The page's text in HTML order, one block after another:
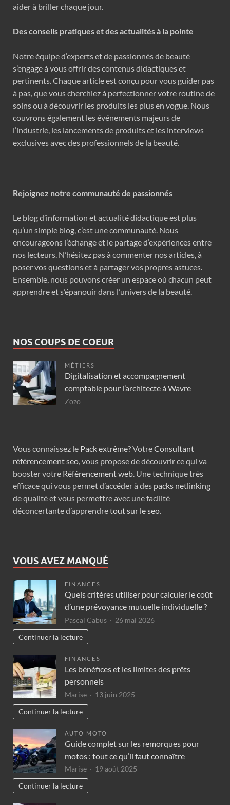
aider à briller chaque jour.
Des conseils pratiques et des actualités à la pointe
Notre équipe d’experts et de passionnés de beauté
s’engage à vous offrir des contenus didactiques et
pertinents. Chaque article est conçu pour vous guider pas
à pas, que vous cherchiez à perfectionner votre routine de
soins ou à découvrir les produits les plus en vogue. Nous
couvrons également les événements majeurs de
l’industrie, les lancements de produits et les interviews
exclusives avec des professionnels de la beauté.
Rejoignez notre communauté de passionnés
Le blog d’information et actualité didactique est plus
qu’un simple blog, c’est une communauté. Nous
encourageons l’échange et le partage d’expériences entre
nos lecteurs. N’hésitez pas à commenter nos articles, à
poser vos questions et à partager vos propres astuces.
Ensemble, nous pouvons créer un espace où chacun peut
apprendre et s’épanouir dans l’univers de la beauté.
NOS COUPS DE COEUR
MÉTIERS
Digitalisation et accompagnement
comptable pour l’architecte à Wavre
Zozo
Vous connaissez le Pack extrême? VotreConsultant
référencement seo, vous propose de découvrir ce qui va
booster votre Référencement web. Une technique très
efficace qui vous permet d’accéder à des packs netlinking
de qualité et vous permettre avec une facilité
déconcertante d’apprendretout sur le seo.
VOUS AVEZ MANQUÉ
FINANCES
Quels critères utiliser pour calculer le coût
d’une prévoyance mutuelle individuelle ?
Pascal Cabus
26 mai 2026
Continuer la lecture
FINANCES
Les bénéfices et les limites des prêts
personnels
Marise
13 juin 2025
Continuer la lecture
AUTO MOTO
Guide complet sur les remorques pour
motos : tout ce qu’il faut connaître
Marise
19 août 2025
Continuer la lecture